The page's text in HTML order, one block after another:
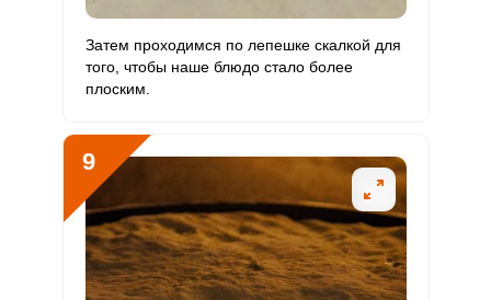
Затем проходимся по лепешке скалкой для
того, чтобы наше блюдо стало более
плоским.
9